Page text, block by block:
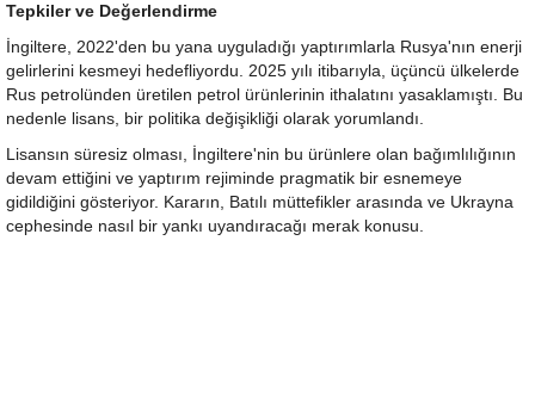
Tepkiler ve Değerlendirme
İngiltere, 2022'den bu yana uyguladığı yaptırımlarla Rusya'nın enerji
gelirlerini kesmeyi hedefliyordu. 2025 yılı itibarıyla, üçüncü ülkelerde
Rus petrolünden üretilen petrol ürünlerinin ithalatını yasaklamıştı. Bu
nedenle lisans, bir politika değişikliği olarak yorumlandı.
Lisansın süresiz olması, İngiltere'nin bu ürünlere olan bağımlılığının
devam ettiğini ve yaptırım rejiminde pragmatik bir esnemeye
gidildiğini gösteriyor. Kararın, Batılı müttefikler arasında ve Ukrayna
cephesinde nasıl bir yankı uyandıracağı merak konusu.